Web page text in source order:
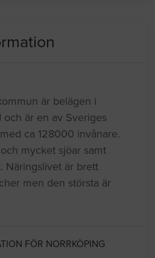
är belägen i
är en av Sveriges
ca 128000 invånare.
mycket sjöar samt